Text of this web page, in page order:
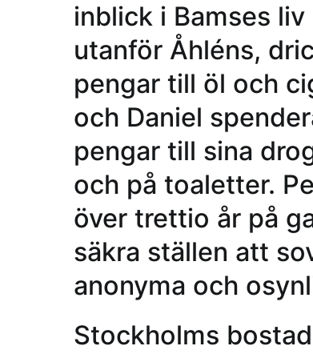
inblick i Bamses
utanför Åhléns,
pengar till öl och
och Daniel
pengar till sina
och på toaletter.
över trettio år på
säkra ställen att
anonyma och
Stockholms